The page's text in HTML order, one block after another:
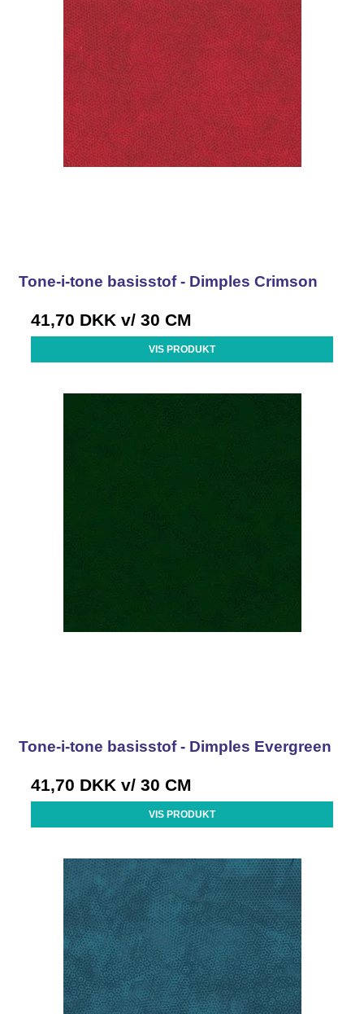
Tone-i-tone basisstof - Dimples Crimson
41,70 DKK v/ 30 CM
VIS PRODUKT
Tone-i-tone basisstof - Dimples Evergreen
41,70 DKK v/ 30 CM
VIS PRODUKT